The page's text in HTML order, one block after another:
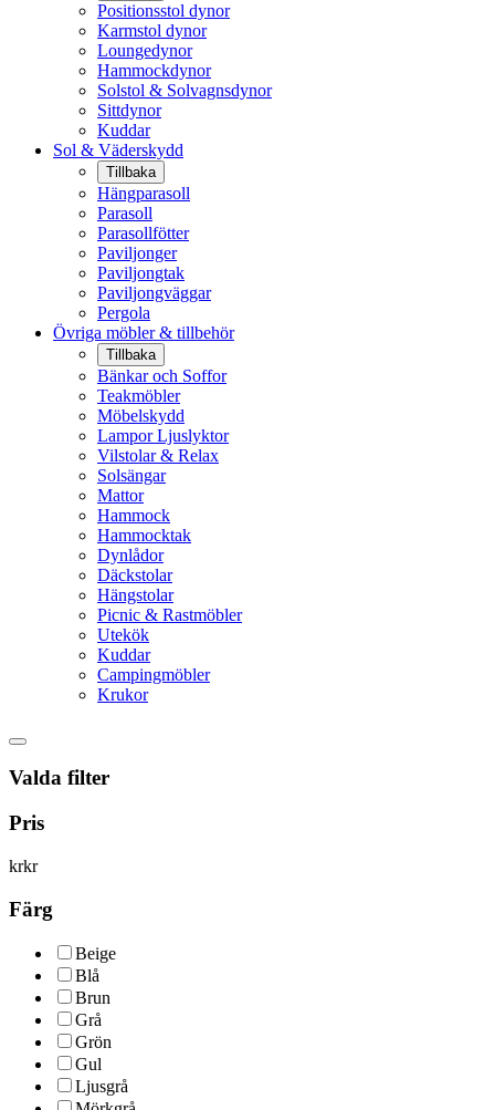
Positionsstol dynor
Karmstol dynor
Loungedynor
Hammockdynor
Solstol & Solvagnsdynor
Sittdynor
Kuddar
Sol & Väderskydd
Tillbaka
Hängparasoll
Parasoll
Parasollfötter
Paviljonger
Paviljongtak
Paviljongväggar
Pergola
Övriga möbler & tillbehör
Tillbaka
Bänkar och Soffor
Teakmöbler
Möbelskydd
Lampor Ljuslyktor
Vilstolar & Relax
Solsängar
Mattor
Hammock
Hammocktak
Dynlådor
Däckstolar
Hängstolar
Picnic & Rastmöbler
Utekök
Kuddar
Campingmöbler
Krukor
Valda filter
Pris
krkr
Färg
Beige
Blå
Brun
Grå
Grön
Gul
Ljusgrå